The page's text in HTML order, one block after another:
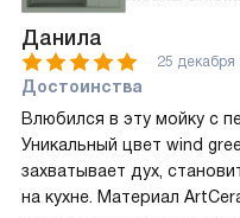
Данила
25 декабря
Достоинства
Влюбился в эту мойку с
Уникальный цвет wind
захватывает дух,
на кухне. Материал